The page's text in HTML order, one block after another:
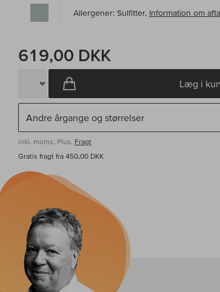
Allergener: Sulfitter, Information om
619,00 DKK
Læg i
inkl. moms, Plus. Fragt
Gratis fragt fra 450,00 DKK